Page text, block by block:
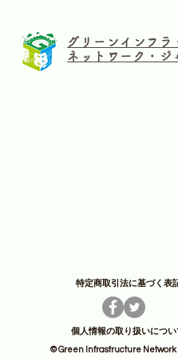
グリーンインフラ
ネットワーク・ジ
特定商取引法に基づく表
個人情報の取り扱いについ
© Green Infrastructure